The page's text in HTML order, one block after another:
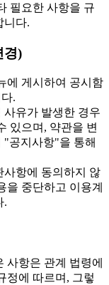
필요한 사항을 규
니다.
경)
에 게시하여 공시함
.
유가 발생한 경우
있으며, 약관을 변
"공지사항"을 통해
항에 동의하지 않
을 중단하고 이용계
.
사항은 관계 법령에
정에 따르며, 그렇